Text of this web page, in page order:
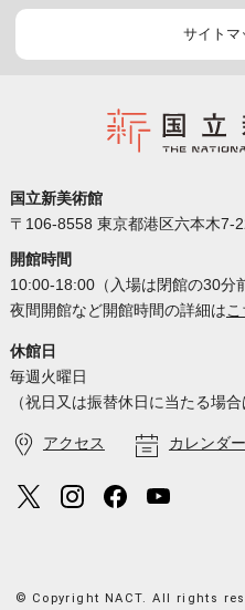
サイトマ
国立新美術館
〒106-8558 東京都港区六本木7-
開館時間
10:00-18:00（入場は閉館の30分
夜間開館など開館時間の詳細は
休館日
毎週火曜日
（祝日又は振替休日に当たる場
アクセス カレンダー
© Copyright NACT. All rights